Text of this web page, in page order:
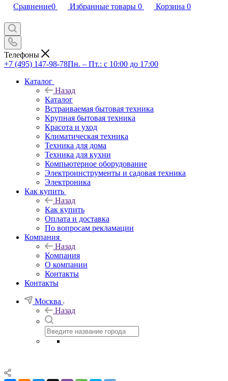
Сравнение0 Избранные товары 0 Корзина 0
Телефоны
+7 (495) 147-98-78Пн. – Пт.: с 10:00 до 17:00
Каталог
Назад
Каталог
Встраиваемая бытовая техника
Крупная бытовая техника
Красота и уход
Климатическая техника
Техника для дома
Техника для кухни
Компьютерное оборудование
Электроинструменты и садовая техника
Электроника
Как купить
Назад
Как купить
Оплата и доставка
По вопросам рекламации
Компания
Назад
Компания
О компании
Контакты
Контакты
Москва
Назад